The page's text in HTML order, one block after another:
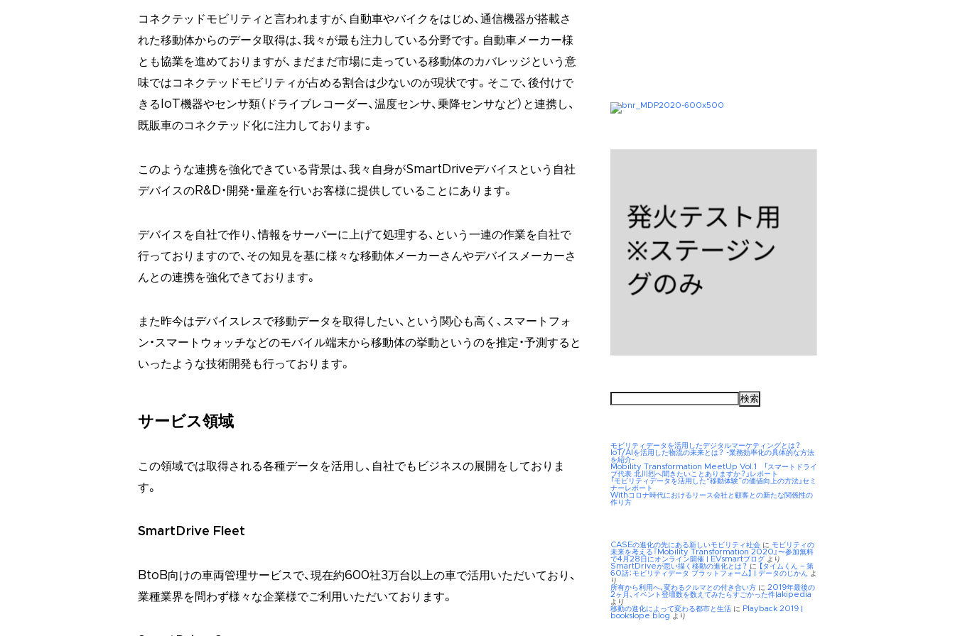
コネクテッドモビリティと言われますが、自動車やバイクをはじめ、通信機器が搭載さ
れた移動体からのデータ取得は、我々が最も注力している分野です。自動車メーカー様
とも協業を進めておりますが、まだまだ市場に走っている移動体のカバレッジという意
味ではコネクテッドモビリティが占める割合は少ないのが現状です。そこで、後付けで
きるIoT機器やセンサ類（ドライブレコーダー、温度センサ、乗降センサなど）と連携し、
既販車のコネクテッド化に注力しております。
このような連携を強化できている背景は、我々自身がSmartDriveデバイスという自社
デバイスのR&D・開発・量産を行いお客様に提供していることにあります。
デバイスを自社で作り、情報をサーバーに上げて処理する、という一連の作業を自社で
行っておりますので、その知見を基に様々な移動体メーカーさんやデバイスメーカーさ
んとの連携を強化できております。
また昨今はデバイスレスで移動データを取得したい、という関心も高く、スマートフォ
ン・スマートウォッチなどのモバイル端末から移動体の挙動というのを推定・予測すると
いったような技術開発も行っております。
サービス領域
この領域では取得される各種データを活用し、自社でもビジネスの展開をしておりま
す。
SmartDrive Fleet
BtoB向けの車両管理サービスで、現在約600社3万台以上の車で活用いただいており、
業種業界を問わず様々な企業様でご利用いただいております。
検
モビリティデータを活用したデジタルマーケティングとは？
IoT/AIを活用した物流の未来とは？ -業務効率化の具体的な方法
を紹介-
Mobility Transformation MeetUp Vol.1 「スマートドライ
ブ代表 北川烈へ聞きたいことありますか？」レポート
「モビリティデータを活用した“移動体験”の価値向上の方法」セミ
ナーレポート
Withコロナ時代におけるリース会社と顧客との新たな関係性の
作り方
CASEの進化の先にある新しいモビリティ社会 に モビリティの
未来を考える『Mobility Transformation 2020』〜参加無料
で4月28日にオンライン開催 | EVsmartブログ より
SmartDriveが思い描く移動の進化とは？ に
【タイムくん – 第
60話：モビリティデータ プラットフォーム】 | データのじかん よ
り
所有から利用へ、変わるクルマとの付き合い方 に 2019年最後の
2ヶ月、イベント登壇数を数えてみたらすごかった件|akipedia
より
移動の進化によって変わる都市と生活 に Playback 2019 |
bookslope blog より